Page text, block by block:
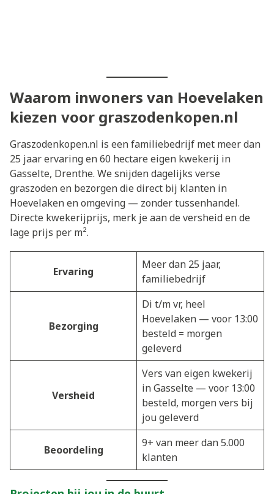
Waarom inwoners van Hoevelaken
kiezen voor graszodenkopen.nl
Graszodenkopen.nl is een familiebedrijf met meer dan
25 jaar ervaring en 60 hectare eigen kwekerij in
Gasselte, Drenthe. We snijden dagelijks verse
graszoden en bezorgen die direct bij klanten in
Hoevelaken en omgeving — zonder tussenhandel.
Directe kwekerijprijs, merk je aan de versheid en de
lage prijs per m².
Ervaring
Meer dan 25 jaar,
familiebedrijf
Bezorging
Di t/m vr, heel
Hoevelaken — voor 13:00
besteld = morgen
geleverd
Versheid
Vers van eigen kwekerij
in Gasselte — voor 13:00
besteld, morgen vers bij
jou geleverd
Beoordeling
9+ van meer dan 5.000
klanten